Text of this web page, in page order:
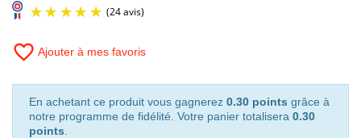
favorite_border Ajouter à mes favoris
En achetant ce produit vous gagnerez 0.30 points grâce à
notre programme de fidélité. Votre panier totalisera 0.30
points